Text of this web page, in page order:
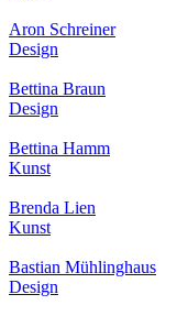
Aron Schreiner
Design
Bettina Braun
Design
Bettina Hamm
Kunst
Brenda Lien
Kunst
Bastian Mühlinghaus
Design